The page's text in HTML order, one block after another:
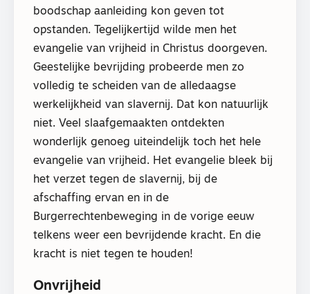
boodschap aanleiding kon geven tot
opstanden. Tegelijkertijd wilde men het
evangelie van vrijheid in Christus doorgeven.
Geestelijke bevrijding probeerde men zo
volledig te scheiden van de alledaagse
werkelijkheid van slavernij. Dat kon natuurlijk
niet. Veel slaafgemaakten ontdekten
wonderlijk genoeg uiteindelijk toch het hele
evangelie van vrijheid. Het evangelie bleek bij
het verzet tegen de slavernij, bij de
afschaffing ervan en in de
Burgerrechtenbeweging in de vorige eeuw
telkens weer een bevrijdende kracht. En die
kracht is niet tegen te houden!
Onvrijheid